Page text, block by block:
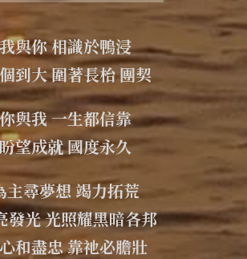
與你 相識於鴨浸
到大 圍著長枱 團契
與我 一生都信靠
望成就 國度永久
主尋夢想 竭力拓荒
發光 光照耀黑暗各邦
和盡忠 靠祂必膽壯